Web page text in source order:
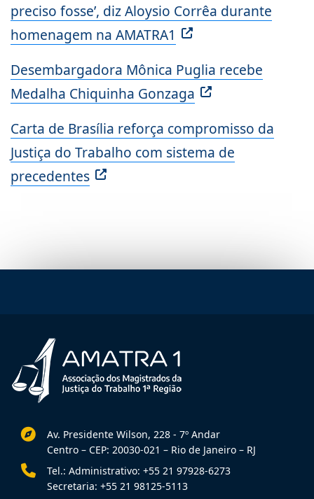
preciso fosse’, diz Aloysio Corrêa durante
homenagem na AMATRA1
Desembargadora Mônica Puglia recebe
Medalha Chiquinha Gonzaga
Carta de Brasília reforça compromisso da
Justiça do Trabalho com sistema de
precedentes
Av. Presidente Wilson, 228 - 7º Andar
Centro – CEP: 20030-021 – Rio de Janeiro – RJ
Tel.: Administrativo: +55 21 97928-6273
Secretaria: +55 21 98125-5113